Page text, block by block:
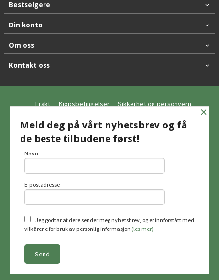
Bestselgere
Din konto
Om oss
Kontakt oss
Frakt Kjøpsbetingelser Sikkerhet og personvern
Nyhetsbrev
© Hagemo Jakt og Friluft AS
Vår nettbutikk bruker cookies slik at du
yte deg bedre service. Vi bruker cookies
hovedsaklig til å lagre
innloggingsdetaljer og huske hva du
bruke siden som normalt om du godtar
×
Meld deg på vårt nyhetsbrev og få
de beste tilbudene først!
Navn
E-postadresse
Jeg godtar at dere sender meg nyhetsbrev, og er innforstått med
vilkårene for bruk av personlig informasjon (les mer)